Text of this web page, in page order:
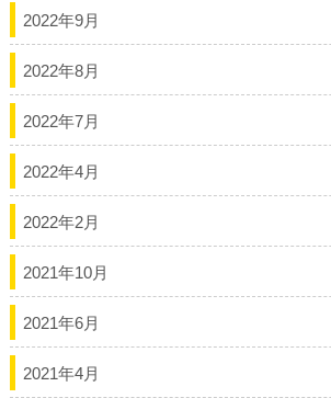
2022年9月
2022年8月
2022年7月
2022年4月
2022年2月
2021年10月
2021年6月
2021年4月